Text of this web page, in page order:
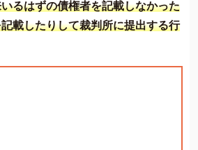
るはずの債権者を記載しなかった
載したりして裁判所に提出する行